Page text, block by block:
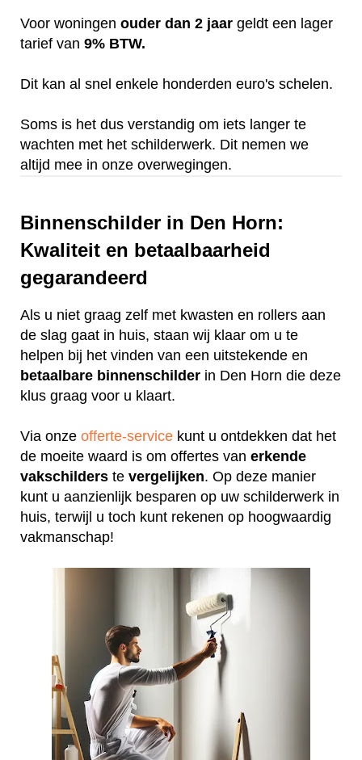
Voor woningen ouder dan 2 jaar geldt een lager
tarief van 9% BTW.
Dit kan al snel enkele honderden euro's schelen.
Soms is het dus verstandig om iets langer te
wachten met het schilderwerk. Dit nemen we
altijd mee in onze overwegingen.
Binnenschilder in Den Horn:
Kwaliteit en betaalbaarheid
gegarandeerd
Als u niet graag zelf met kwasten en rollers aan
de slag gaat in huis, staan wij klaar om u te
helpen bij het vinden van een uitstekende en
betaalbare binnenschilder in Den Horn die deze
klus graag voor u klaart.
Via onze offerte-service kunt u ontdekken dat het
de moeite waard is om offertes van erkende
vakschilders te vergelijken. Op deze manier
kunt u aanzienlijk besparen op uw schilderwerk in
huis, terwijl u toch kunt rekenen op hoogwaardig
vakmanschap!